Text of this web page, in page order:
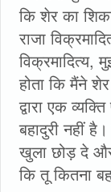
कि शेर का
राजा
विक्रमादित्य,
होता कि मैंने
द्वारा एक
बहादुरी नहीं
खुला छोड़ दे
कि तू कितना